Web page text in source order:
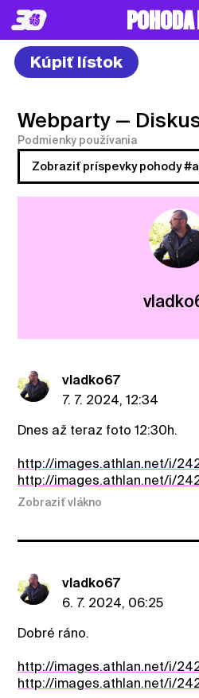
Kúpiť lístok
Webparty —
Podmienky používania
Zobraziť príspevky pohody
vladko67
7. 7. 2024, 12:34
Dnes až teraz foto 12:30h.
http://images.athlan.net/i/
http://images.athlan.net/i/
Zobraziť vlákno
vladko67
6. 7. 2024, 06:25
Dobré ráno.
http://images.athlan.net/i/
http://images.athlan.net/i/